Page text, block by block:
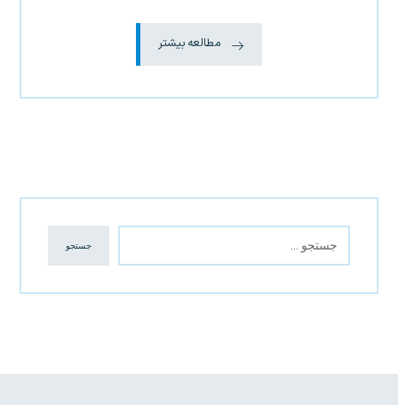
مطالعه بیشتر
جستجو